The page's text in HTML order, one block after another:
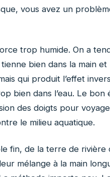
vous avez un
trop humide. On a
bien dans la main
qui produit l’effet
bien dans l’eau. Le bon
des doigts pour
le milieu aquatique.
fin, de la terre de
mélange à la main